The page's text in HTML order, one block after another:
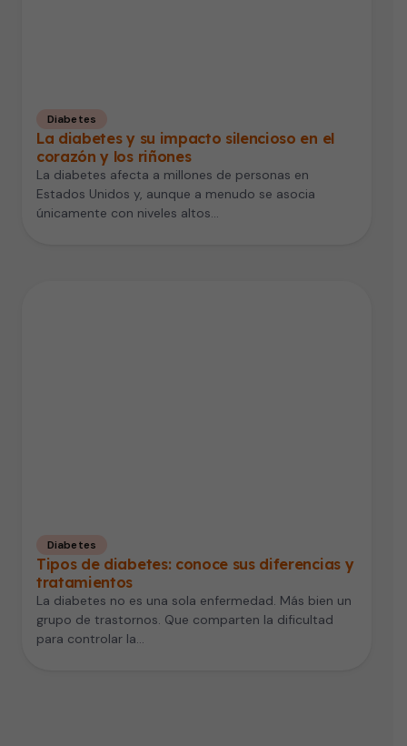
Diabetes
La diabetes y su impacto silencioso en el
corazón y los riñones
La diabetes afecta a millones de personas en
Estados Unidos y, aunque a menudo se asocia
únicamente con niveles altos…
Diabetes
Tipos de diabetes: conoce sus diferencias y
tratamientos
La diabetes no es una sola enfermedad. Más bien un
grupo de trastornos. Que comparten la dificultad
para controlar la…